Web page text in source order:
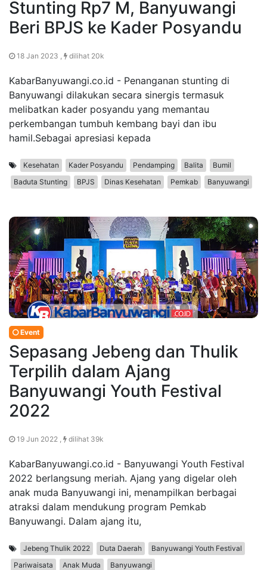
Stunting Rp7 M, Banyuwangi
Beri BPJS ke Kader Posyandu
18 Jan 2023 , dilihat 20k
KabarBanyuwangi.co.id - Penanganan stunting di
Banyuwangi dilakukan secara sinergis termasuk
melibatkan kader posyandu yang memantau
perkembangan tumbuh kembang bayi dan ibu
hamil.Sebagai apresiasi kepada
Kesehatan Kader Posyandu Pendamping Balita
Bumil
Baduta Stunting
BPJS Dinas Kesehatan Pemkab Banyuwangi
Event
Sepasang Jebeng dan Thulik
Terpilih dalam Ajang
Banyuwangi Youth Festival
2022
19 Jun 2022 , dilihat 39k
KabarBanyuwangi.co.id - Banyuwangi Youth Festival
2022 berlangsung meriah. Ajang yang digelar oleh
anak muda Banyuwangi ini, menampilkan berbagai
atraksi dalam mendukung program Pemkab
Banyuwangi. Dalam ajang itu,
Jebeng Thulik 2022 Duta Daerah
Banyuwangi Youth Festival
Pariwaisata
Anak Muda Banyuwangi